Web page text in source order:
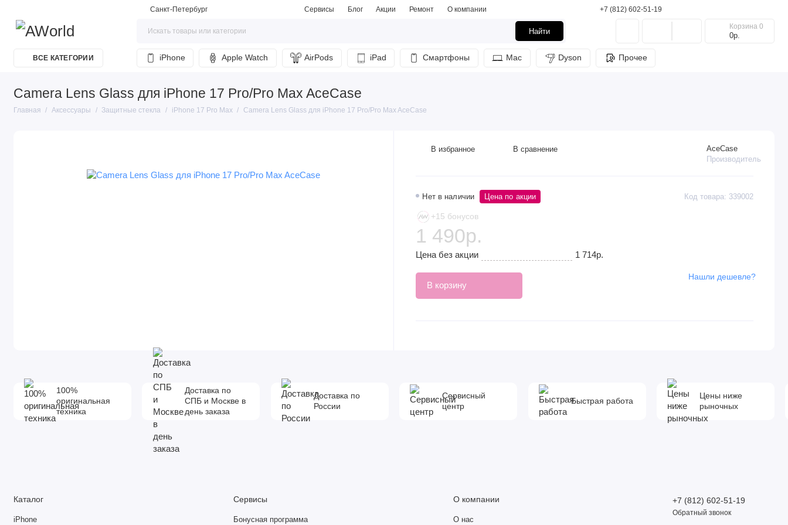
Санкт-Петербург Сервисы Блог Акции Ремонт О компании +7 (812) 602-51-19
Найти
Корзина 0
0р.
ВСЕ КАТЕГОРИИ iPhone Apple Watch AirPods iPad Смартфоны Mac Dyson Прочее
Camera Lens Glass для iPhone 17 Pro/Pro Max AceCase
Главная Аксессуары Защитные стекла iPhone 17 Pro Max Camera Lens Glass для iPhone 17 Pro/Pro Max AceCase
Нет в наличии Код товара: 339002
Цена по акции
AceCase
Производитель
+15 бонусов
1 490р.
Цена без акции 1 714р.
В корзину
Нашли дешевле?
В избранное В сравнение
100%
оригинальная
техника
Доставка по
СПБ и Москве в
день заказа
Доставка по
России
Сервисный
центр
Быстрая работа
Цены ниже
рыночных
Каталог
iPhone
Сервисы
Бонусная программа
О компании
О нас
+7 (812) 602-51-19
Обратный звонок